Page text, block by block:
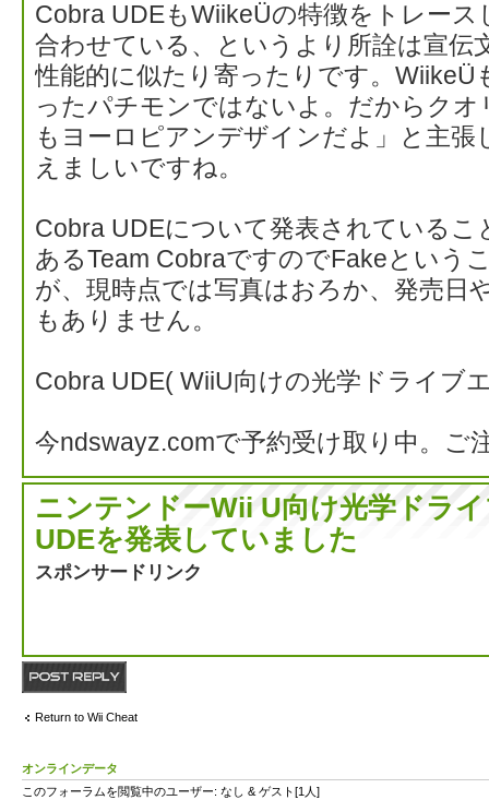
Cobra UDEもWiikeÜの特徴をトレー
合わせている、というより所詮は宣伝
性能的に似たり寄ったりです。WiikeÜ
ったパチモンではないよ。だからク
もヨーロピアンデザインだよ」と主
えましいですね。
Cobra UDEについて発表されているこ
あるTeam CobraですのでFakeという
が、現時点では写真はおろか、発売日
もありません。
Cobra UDE( WiiU向けの光学ドライブ
今ndswayz.comで予約受け取り中。ご
ニンテンドーWii U向け光学ドラ
UDEを発表していました
スポンサードリンク
Return to Wii Cheat
オンラインデータ
このフォーラムを閲覧中のユーザー: なし & ゲスト[1人]